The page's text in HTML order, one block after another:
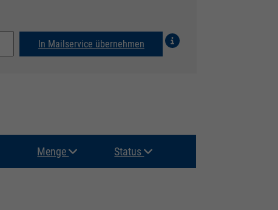
In Mailservice übernehmen
Menge Status